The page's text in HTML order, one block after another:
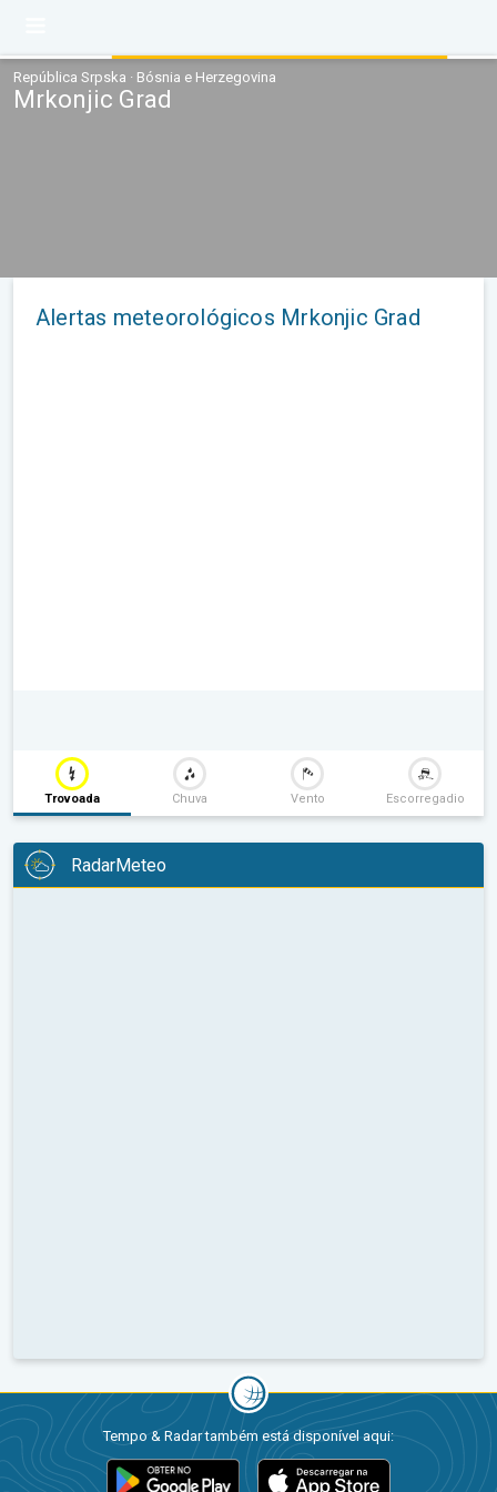
República Srpska · Bósnia e Herzegovina
Mrkonjic Grad
Alertas meteorológicos Mrkonjic Grad
Trovoada Chuva Vento Escorregadio
RadarMeteo
Tempo & Radar também está disponível aqui: